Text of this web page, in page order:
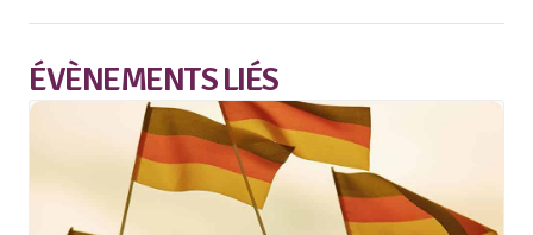
ÉVÈNEMENTS LIÉS